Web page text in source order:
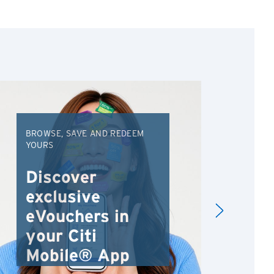
BROWSE, SAVE AND REDEEM
YOURS
Discover
exclusive
eVouchers in
your Citi
Mobile® App